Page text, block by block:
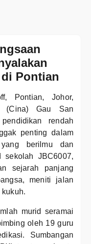
Pontian
Pontian, Johor,
(Cina) Gau San
rendah
penting dalam
berilmu dan
sekolah JBC6007,
sejarah panjang
meniti jalan
murid seramai
oleh 19 guru
Sumbangan